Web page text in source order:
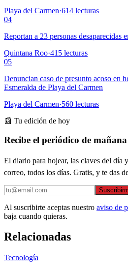
Playa del Carmen·614 lecturas
04
Reportan a 23 personas desaparecidas
Quintana Roo·415 lecturas
05
Denuncian caso de presunto acoso en
Esmeralda de Playa del Carmen
Playa del Carmen·560 lecturas
📰 Tu edición de hoy
Recibe el periódico de
El diario para hojear, las claves del
correo, todos los días. Gratis, y te das
Al suscribirte aceptas nuestro aviso de
baja cuando quieras.
Relacionadas
Tecnología